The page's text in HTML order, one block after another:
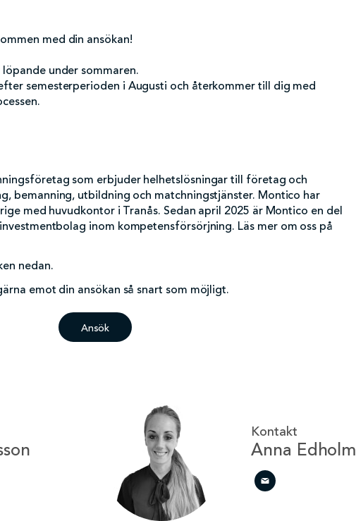
med din ansökan!
under sommaren.
semesterperioden i Augusti och återkommer till dig med
som erbjuder helhetslösningar till företag och
bemanning, utbildning och matchningstjänster. Montico har
med huvudkontor i Tranås. Sedan april 2025 är Montico en del
inom kompetensförsörjning. Läs mer om oss på
nedan.
emot din ansökan så snart som möjligt.
Ansök
Kontakt
Anna Edholm